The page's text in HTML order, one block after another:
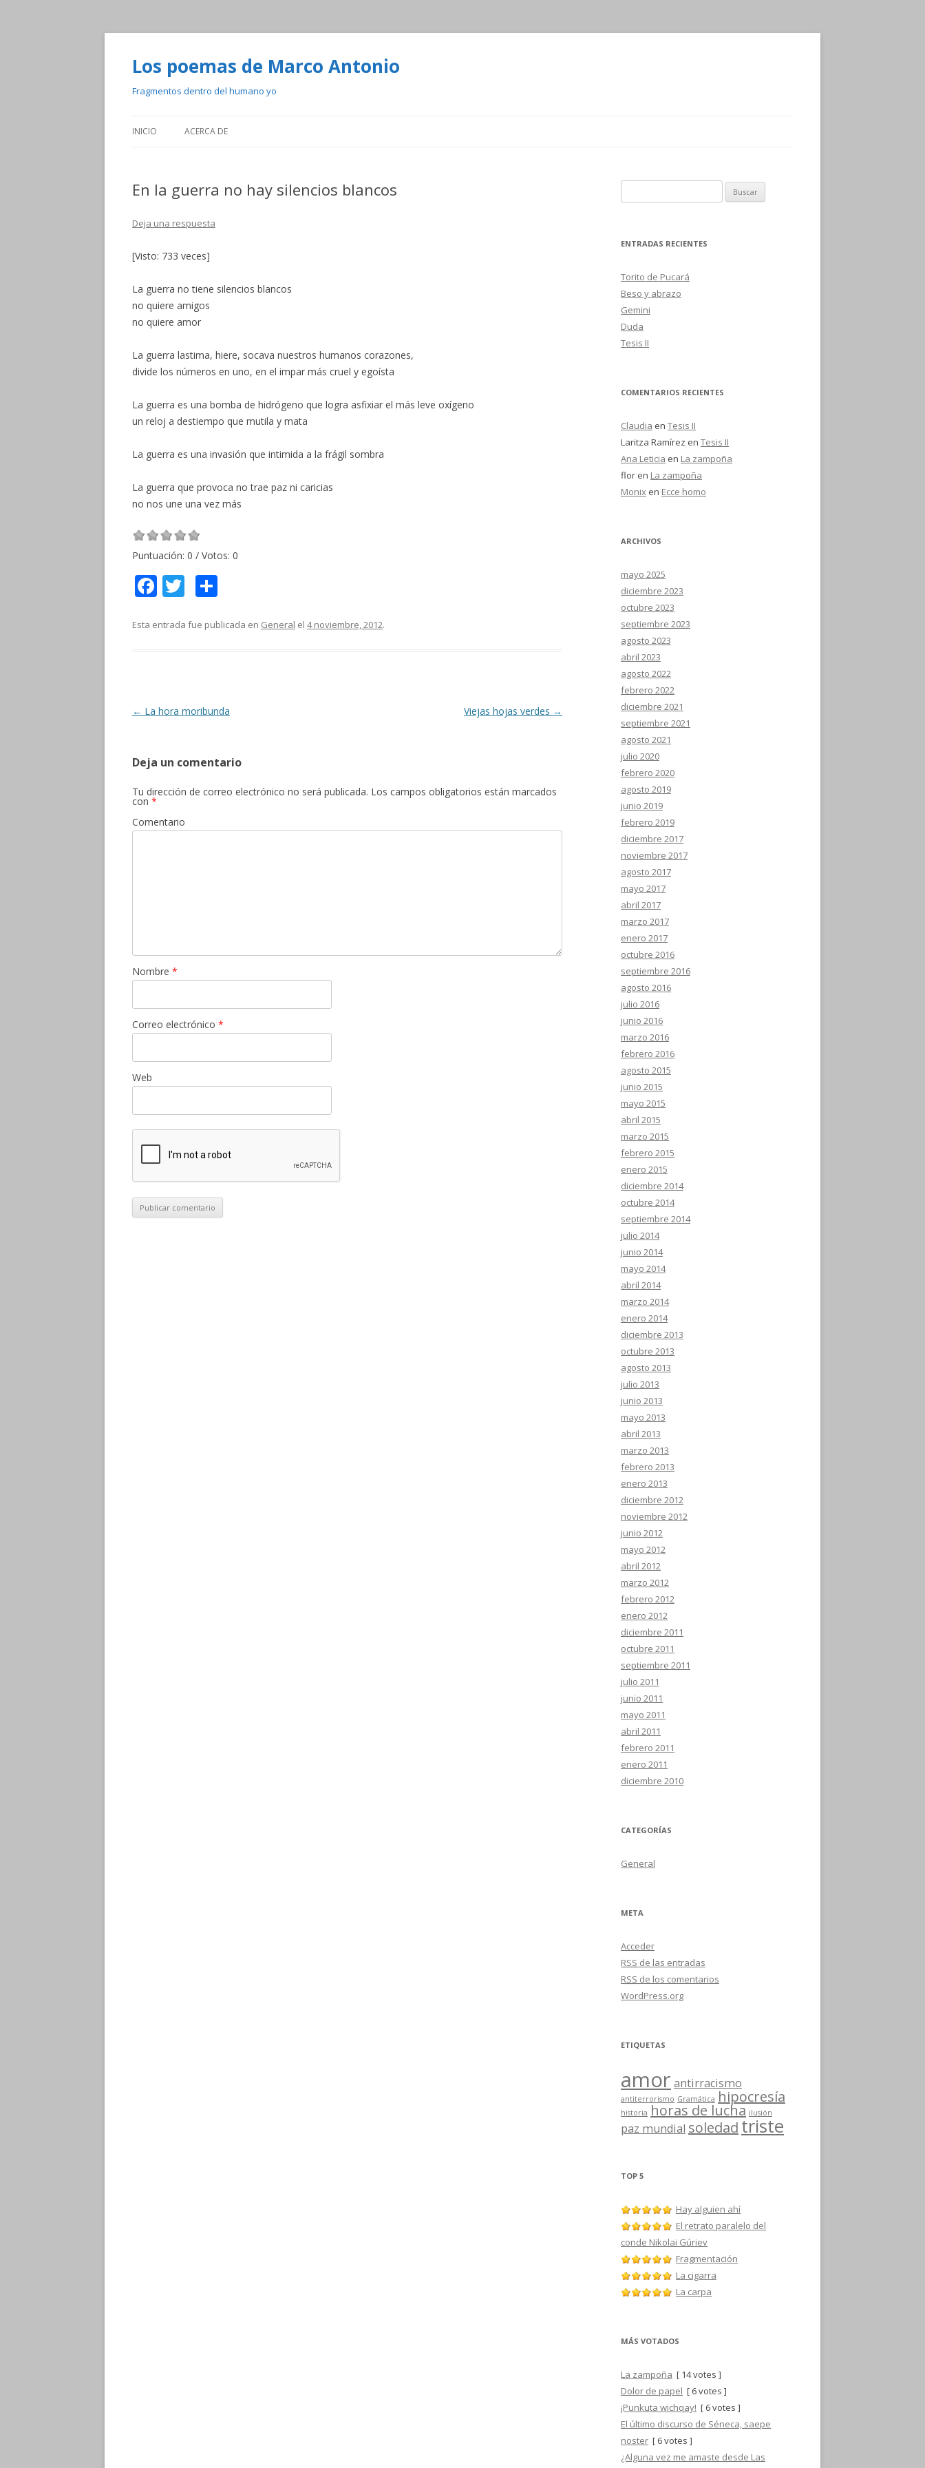
Los poemas de Marco Antonio
Fragmentos dentro del humano yo
INICIO ACERCA DE
En la guerra no hay silencios blancos
Deja una respuesta
[Visto: 733 veces]
La guerra no tiene silencios blancos
no quiere amigos
no quiere amor
La guerra lastima, hiere, socava nuestros humanos corazones,
divide los números en uno, en el impar más cruel y egoísta
La guerra es una bomba de hidrógeno que logra asfixiar el más leve oxígeno
un reloj a destiempo que mutila y mata
La guerra es una invasión que intimida a la frágil sombra
La guerra que provoca no trae paz ni caricias
no nos une una vez más
Puntuación: 0 / Votos: 0
F
e
k
T
itt m
r
Esta entrada fue publicada en General el 4 noviembre, 2012.
Navegación
← La hora moribunda Viejas hojas verdes →
Deja un comentario
Tu dirección de correo electrónico no será publicada. Los campos obligatorios están marcados
con *
Comentario
Nombre *
Correo electrónico *
Web
u
c
r
:
ENTRADAS RECIENTES
Torito de Pucará
Beso y abrazo
Gemini
Duda
Tesis II
COMENTARIOS RECIENTES
Claudia en Tesis II
Laritza Ramírez en Tesis II
Ana Leticia en La zampoña
flor en La zampoña
Monix en Ecce homo
ARCHIVOS
mayo 2025
diciembre 2023
octubre 2023
septiembre 2023
agosto 2023
abril 2023
agosto 2022
febrero 2022
diciembre 2021
septiembre 2021
agosto 2021
julio 2020
febrero 2020
agosto 2019
junio 2019
febrero 2019
diciembre 2017
noviembre 2017
agosto 2017
mayo 2017
abril 2017
marzo 2017
enero 2017
octubre 2016
septiembre 2016
agosto 2016
julio 2016
junio 2016
marzo 2016
febrero 2016
agosto 2015
junio 2015
mayo 2015
abril 2015
marzo 2015
febrero 2015
enero 2015
diciembre 2014
octubre 2014
septiembre 2014
julio 2014
junio 2014
mayo 2014
abril 2014
marzo 2014
enero 2014
diciembre 2013
octubre 2013
agosto 2013
julio 2013
junio 2013
mayo 2013
abril 2013
marzo 2013
febrero 2013
enero 2013
diciembre 2012
noviembre 2012
junio 2012
mayo 2012
abril 2012
marzo 2012
febrero 2012
enero 2012
diciembre 2011
octubre 2011
septiembre 2011
julio 2011
junio 2011
mayo 2011
abril 2011
febrero 2011
enero 2011
diciembre 2010
CATEGORÍAS
General
META
Acceder
RSS de las entradas
RSS de los comentarios
WordPress.org
ETIQUETAS
amor antirracismo
antiterrorismo Gramática hipocresía
historia horas de lucha ilusión
paz mundial soledad triste
TOP 5
Hay alguien ahí
El retrato paralelo del
conde Nikolai Gúriev
Fragmentación
La cigarra
La carpa
MÁS VOTADOS
La zampoña [ 14 votes ]
Dolor de papel [ 6 votes ]
¡Punkuta wichqay! [ 6 votes ]
El último discurso de Séneca, saepe
noster [ 6 votes ]
¿Alguna vez me amaste desde Las